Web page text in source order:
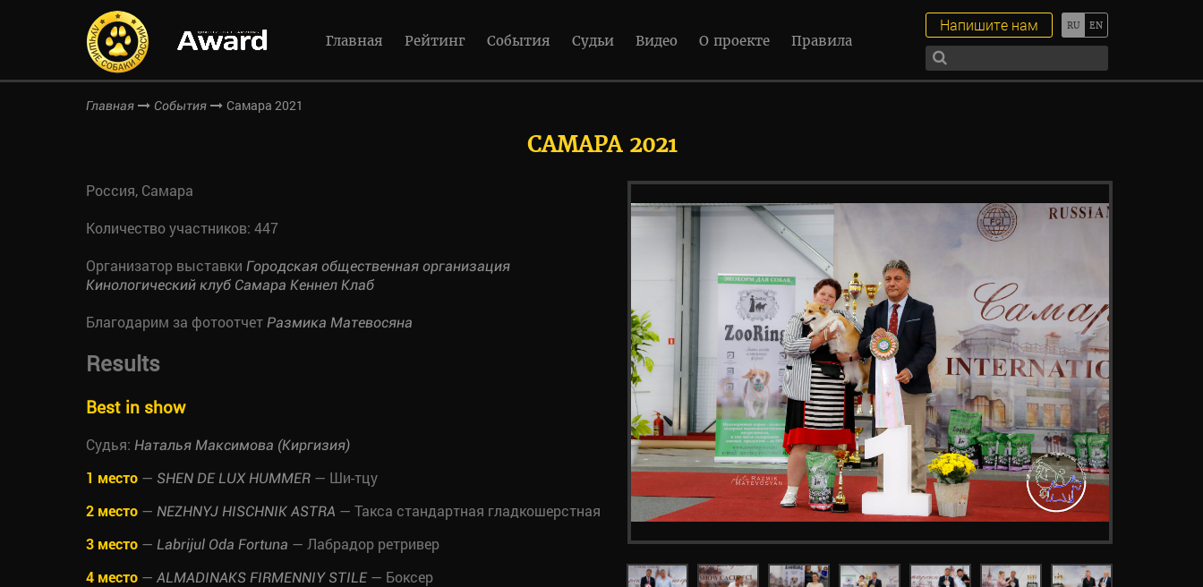
Главная Рейтинг События Судьи Видео О проекте Правила
Напишите нам
Главная События Самара 2021
САМАРА 2021
Россия, Самара
Количество участников: 447
Организатор выставки Городская общественная организация
Кинологический клуб Самара Кеннел Клаб
Благодарим за фотоотчет Размика Матевосяна
Results
Best in show
Судья: Наталья Максимова (Киргизия)
1 место — SHEN DE LUX HUMMER — Ши-тцу
2 место — NEZHNYJ HISCHNIK ASTRA — Такса стандартная гладкошерстная
3 место — Labrijul Oda Fortuna — Лабрадор ретривер
4 место — ALMADINAKS FIRMENNIY STILE — Боксер